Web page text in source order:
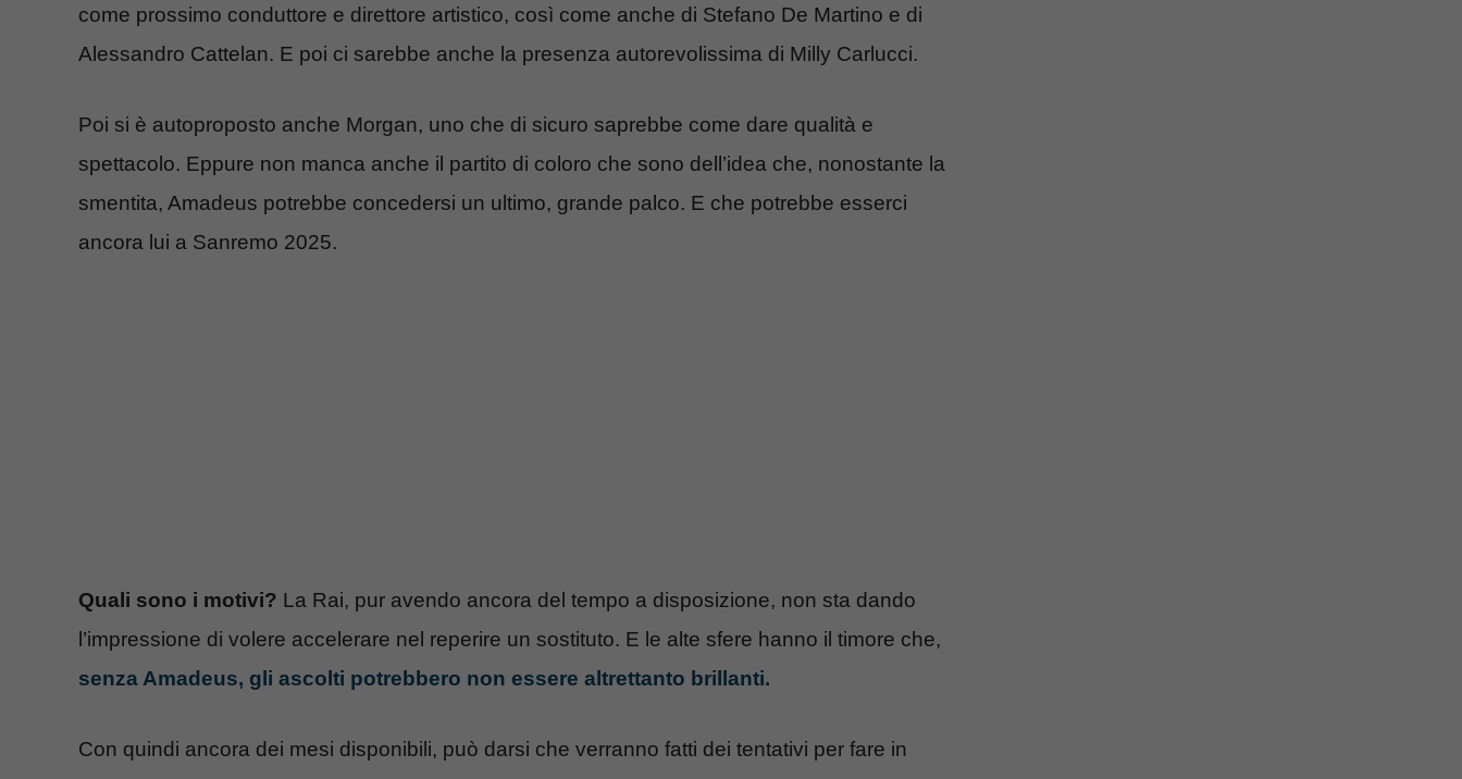
come prossimo conduttore e direttore artistico, così come anche di Stefano De Martino e di
Alessandro Cattelan. E poi ci sarebbe anche la presenza autorevolissima di Milly Carlucci.
Poi si è autoproposto anche Morgan, uno che di sicuro saprebbe come dare qualità e
spettacolo. Eppure non manca anche il partito di coloro che sono dell’idea che, nonostante la
smentita, Amadeus potrebbe concedersi un ultimo, grande palco. E che potrebbe esserci
ancora lui a Sanremo 2025.
Quali sono i motivi? La Rai, pur avendo ancora del tempo a disposizione, non sta dando
l’impressione di volere accelerare nel reperire un sostituto. E le alte sfere hanno il timore che,
senza Amadeus, gli ascolti potrebbero non essere altrettanto brillanti.
Con quindi ancora dei mesi disponibili, può darsi che verranno fatti dei tentativi per fare in